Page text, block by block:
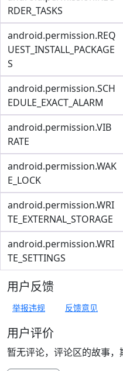
RDER_TASKS
android.permission.REQ
UEST_INSTALL_PACKAGE
S
android.permission.SCH
EDULE_EXACT_ALARM
android.permission.VIB
RATE
android.permission.WAK
E_LOCK
android.permission.WRI
TE_EXTERNAL_STORAGE
android.permission.WRI
TE_SETTINGS
用户反馈
举报违规 反馈意见
用户评价
暂无评论，评论区的故事，